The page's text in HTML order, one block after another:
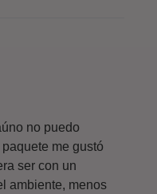
no puedo
me gustó
ser con un
ambiente, menos